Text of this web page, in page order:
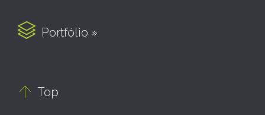
 Portfólio »
 Top